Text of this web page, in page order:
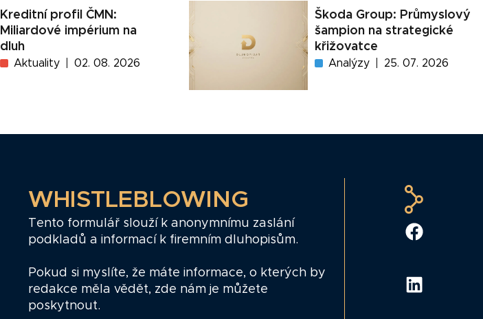
Kreditní profil ČMN:
Miliardové impérium na
dluh
Aktuality 02. 08. 2026
Škoda Group: Průmyslový
šampion na strategické
křižovatce
Analýzy 25. 07. 2026
WHISTLEBLOWING
Tento formulář slouží k anonymnímu zaslání
podkladů a informací k firemním dluhopisům.
Pokud si myslíte, že máte informace, o kterých by
redakce měla vědět, zde nám je můžete
poskytnout.